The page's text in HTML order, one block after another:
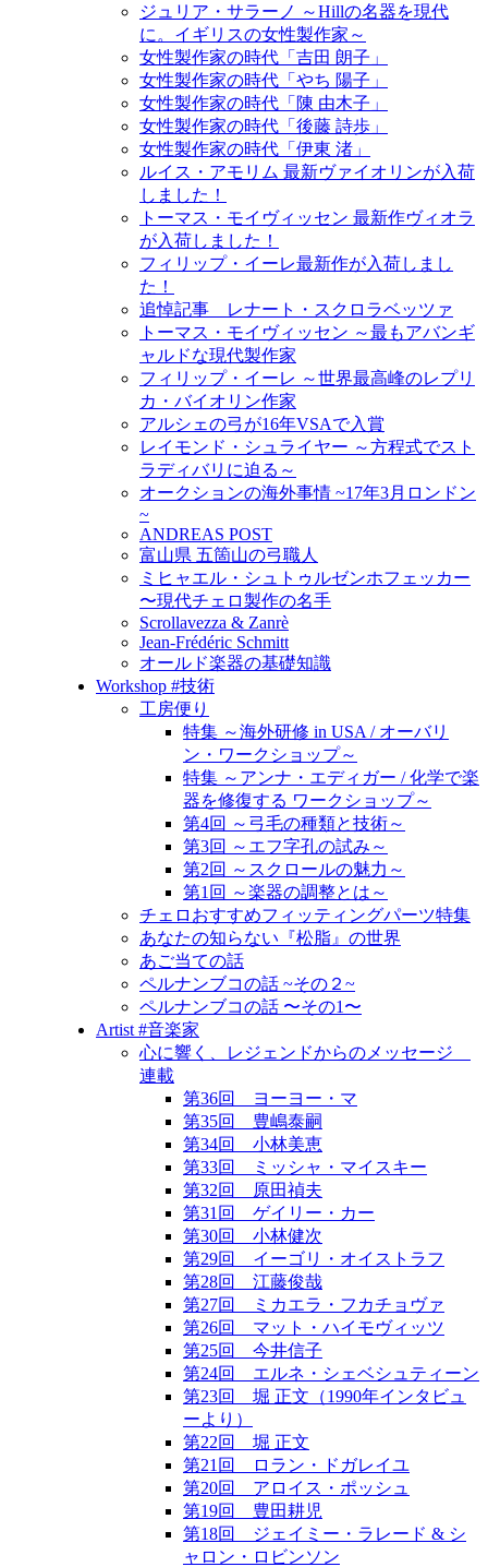
ジュリア・サラーノ ～Hillの名器を現代
に。イギリスの女性製作家～
女性製作家の時代「吉田 朗子」
女性製作家の時代「やち 陽子」
女性製作家の時代「陳 由木子」
女性製作家の時代「後藤 詩歩」
女性製作家の時代「伊東 渚」
ルイス・アモリム 最新ヴァイオリンが入荷
しました！
トーマス・モイヴィッセン 最新作ヴィオラ
が入荷しました！
フィリップ・イーレ最新作が入荷しまし
た！
追悼記事 レナート・スクロラベッツァ
トーマス・モイヴィッセン ～最もアバンギ
ャルドな現代製作家
フィリップ・イーレ ～世界最高峰のレプリ
カ・バイオリン作家
アルシェの弓が16年VSAで入賞
レイモンド・シュライヤー ～方程式でスト
ラディバリに迫る～
オークションの海外事情 ~17年3月ロンドン
~
ANDREAS POST
富山県 五箇山の弓職人
ミヒャエル・シュトゥルゼンホフェッカー
〜現代チェロ製作の名手
Scrollavezza & Zanrè
Jean-Frédéric Schmitt
オールド楽器の基礎知識
Workshop #技術
工房便り
特集 ～海外研修 in USA / オーバリ
ン・ワークショップ～
特集 ～アンナ・エディガー / 化学で楽
器を修復する ワークショップ～
第4回 ～弓毛の種類と技術～
第3回 ～エフ字孔の試み～
第2回 ～スクロールの魅力～
第1回 ～楽器の調整とは～
チェロおすすめフィッティングパーツ特集
あなたの知らない『松脂』の世界
あご当ての話
ペルナンブコの話 ~その２~
ペルナンブコの話 〜その1〜
Artist #音楽家
心に響く、レジェンドからのメッセージ
連載
第36回 ヨーヨー・マ
第35回 豊嶋泰嗣
第34回 小林美恵
第33回 ミッシャ・マイスキー
第32回 原田禎夫
第31回 ゲイリー・カー
第30回 小林健次
第29回 イーゴリ・オイストラフ
第28回 江藤俊哉
第27回 ミカエラ・フカチョヴァ
第26回 マット・ハイモヴィッツ
第25回 今井信子
第24回 エルネ・シェベシュティーン
第23回 堀 正文（1990年インタビュ
ーより）
第22回 堀 正文
第21回 ロラン・ドガレイユ
第20回 アロイス・ポッシュ
第19回 豊田耕児
第18回 ジェイミー・ラレード & シ
ャロン・ロビンソン